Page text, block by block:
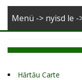
English
Menü -> nyisd le -
Hărtău Carte